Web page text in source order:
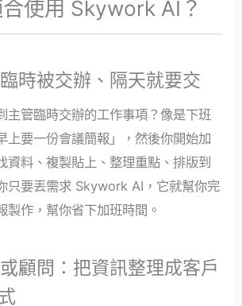
使用 Skywork AI？
時被交辦、隔天就要交
主管臨時交辦的工作事項？像是下班
上要一份會議簡報」，然後你開始加
資料、複製貼上、整理重點、排版到
只要丟需求 Skywork AI，它就幫你完
製作，幫你省下加班時間。
顧問：把資訊整理成客戶